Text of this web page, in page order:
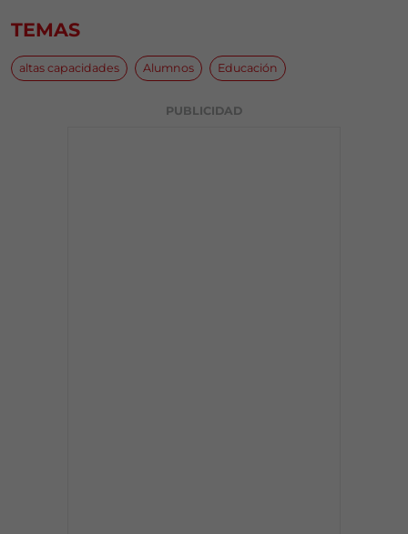
TEMAS
altas capacidades Alumnos Educación
PUBLICIDAD